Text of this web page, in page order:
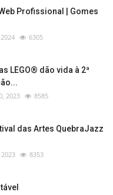
Profissional | Gomes
6305
LEGO® dão vida à 2ª
2023 8585
das Artes QuebraJazz
2023 8353